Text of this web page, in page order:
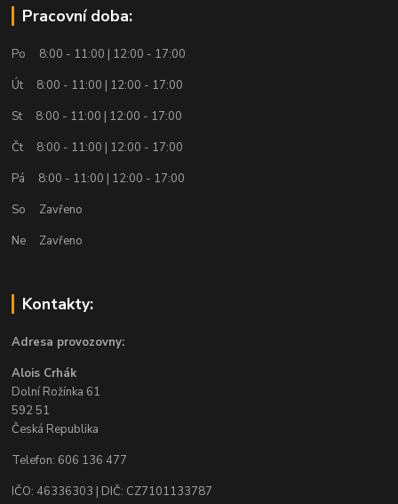
Pracovní doba:
Po 8:00 - 11:00 | 12:00 - 17:00
Út 8:00 - 11:00 | 12:00 - 17:00
St 8:00 - 11:00 | 12:00 - 17:00
Čt 8:00 - 11:00 | 12:00 - 17:00
Pá 8:00 - 11:00 | 12:00 - 17:00
So Zavřeno
Ne Zavřeno
Kontakty:
Adresa provozovny:
Alois Crhák
Dolní Rožínka 61
592 51
Česká Republika
Telefon: 606 136 477
IČO: 46336303 | DIČ: CZ7101133787